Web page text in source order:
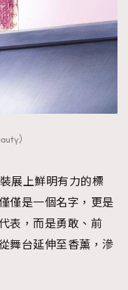
）
展上鮮明有力的標
僅是一個名字，更是
表，而是勇敢、前
舞台延伸至香薰，滲